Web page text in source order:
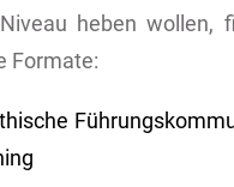
heben wollen,
Formate: